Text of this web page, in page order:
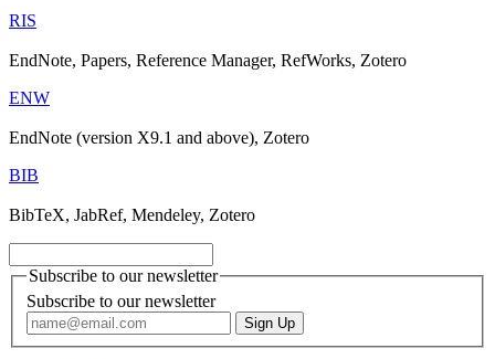
RIS
EndNote, Papers, Reference Manager, RefWorks, Zotero
ENW
EndNote (version X9.1 and above), Zotero
BIB
BibTeX, JabRef, Mendeley, Zotero
Subscribe to our newsletter
Subscribe to our newsletter